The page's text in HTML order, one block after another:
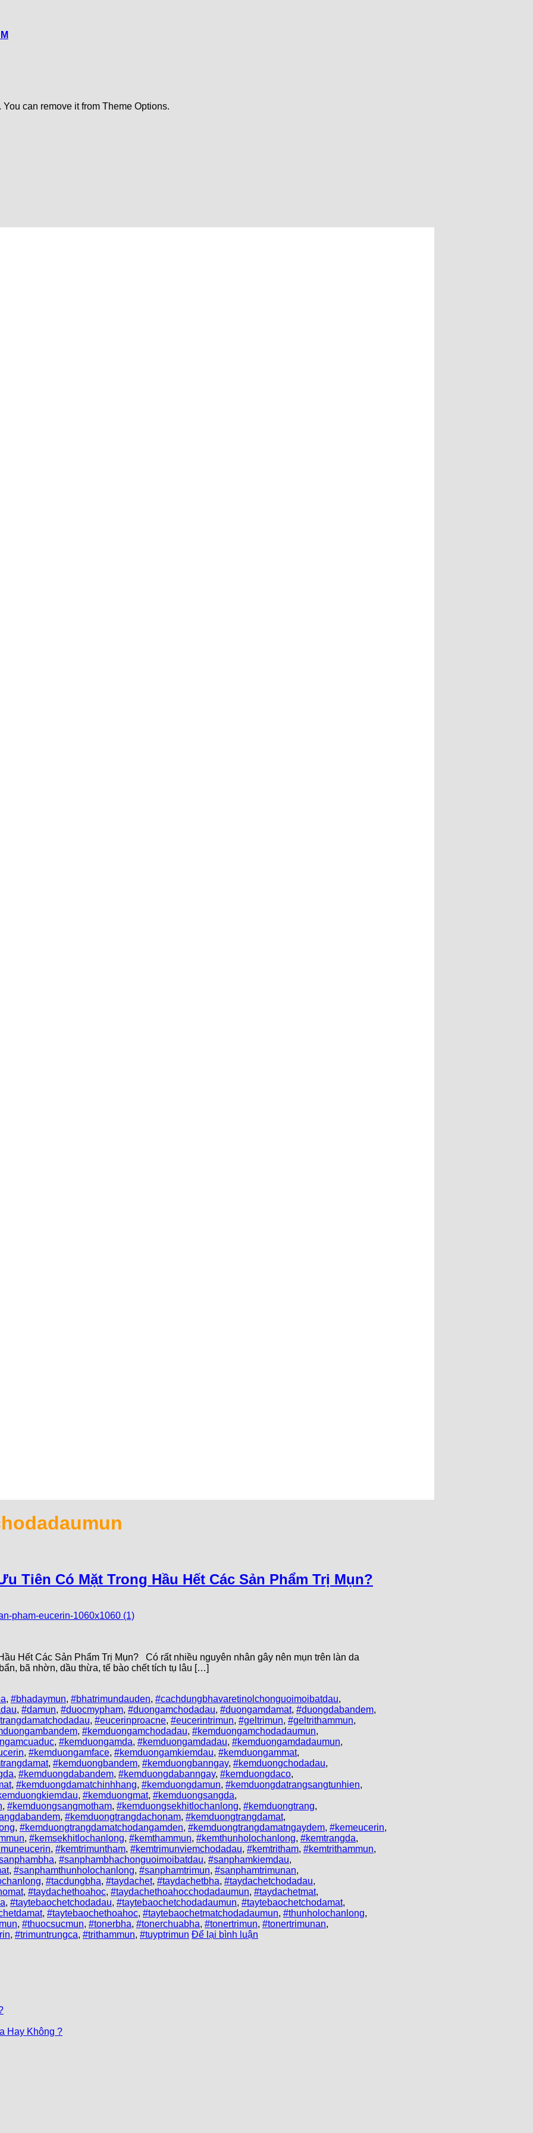
can remove it from Theme Options.
Tiên Có Mặt Trong Hầu Hết Các Sản Phẩm Trị Mụn?
Hết Các Sản Phẩm Trị Mụn? Có rất nhiều nguyên nhân gây nên mụn trên làn da
bã nhờn, dầu thừa, tế bào chết tích tụ lâu […]
, #bhadaymun, #bhatrimundauden, #cachdungbhavaretinolchonguoimoibatdau,
, #damun, #duocmypham, #duongamchodadau, #duongamdamat, #duongdabandem,
, #eucerinproacne, #eucerintrimun, #geltrimun, #geltrithammun,
, #kemduongamchodadau, #kemduongamchodadaumun,
, #kemduongamda, #kemduongamdadau, #kemduongamdadaumun,
, #kemduongamface, #kemduongamkiemdau, #kemduongammat,
, #kemduongbandem, #kemduongbanngay, #kemduongchodadau,
, #kemduongdabandem, #kemduongdabanngay, #kemduongdaco,
, #kemduongdamatchinhhang, #kemduongdamun, #kemduongdatrangsangtunhien,
, #kemduongmat, #kemduongsangda,
, #kemduongsangmotham, #kemduongsekhitlochanlong, #kemduongtrang,
, #kemduongtrangdachonam, #kemduongtrangdamat,
, #kemduongtrangdamatchodangamden, #kemduongtrangdamatngaydem, #kemeucerin,
, #kemsekhitlochanlong, #kemthammun, #kemthunholochanlong, #kemtrangda,
, #kemtrimuntham, #kemtrimunviemchodadau, #kemtritham, #kemtrithammun,
, #sanphambhachonguoimoibatdau, #sanphamkiemdau,
, #sanphamthunholochanlong, #sanphamtrimun, #sanphamtrimunan,
, #tacdungbha, #taydachet, #taydachetbha, #taydachetchodadau,
, #taydachethoahoc, #taydachethoahocchodadaumun, #taydachetmat,
, #taytebaochetchodadau, #taytebaochetchodadaumun, #taytebaochetchodamat,
, #taytebaochethoahoc, #taytebaochetmatchodadaumun, #thunholochanlong,
, #thuocsucmun, #tonerbha, #tonerchuabha, #tonertrimun, #tonertrimunan,
, #trimuntrungca, #trithammun, #tuyptrimun Để lại bình luận
Hay Không ?